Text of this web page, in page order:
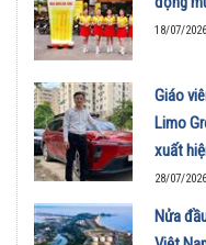
18/07/2026
Giáo
Limo
xuất
28/07/2026
Nửa